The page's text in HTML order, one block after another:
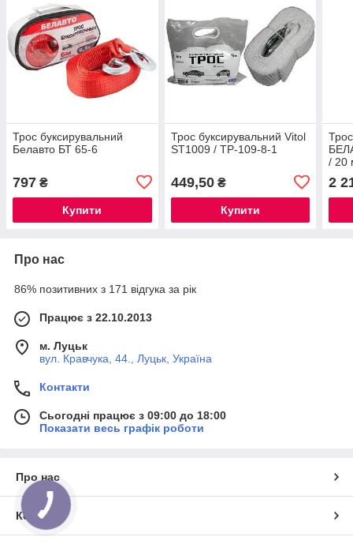
Трос буксирувальний
Белавто БТ 65-6
797 ₴
Купити
Трос буксирувальний Vitol
ST1009 / ТР-109-8-1
449,50₴
Купити
/ 20
2
Про нас
86% позитивних з 171 відгука за рік
Працює з 22.10.2013
м. Луцьк
вул. Кравчука, 44., Луцьк, Україна
Контакти
Сьогодні працює з 09:00 до 18:00
Показати весь графік роботи
Про нас
Контакти